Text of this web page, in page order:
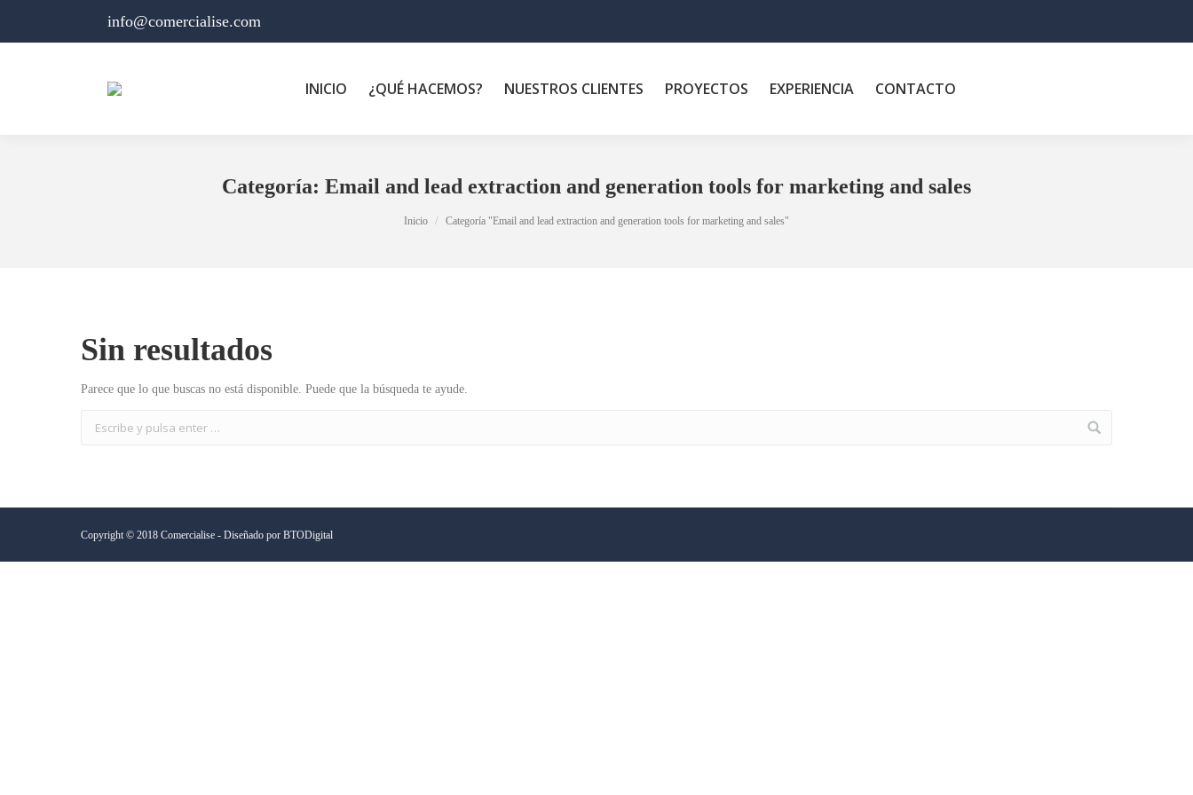
info@comercialise.com
INICIO ¿QUÉ HACEMOS? NUESTROS CLIENTES PROYECTOS EXPERIENCIA CONTACTO
Categoría: Email and lead extraction and generation tools for marketing and sales
Inicio Categoría "Email and lead extraction and generation tools for marketing and sales"
Sin resultados
Parece que lo que buscas no está disponible. Puede que la búsqueda te ayude.
Copyright © 2018 Comercialise - Diseñado por BTODigital